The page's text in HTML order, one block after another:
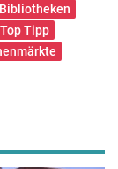
Bibliotheken
Top Tipp